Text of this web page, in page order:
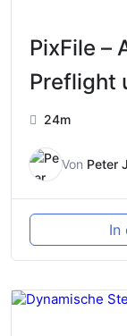
PixFile –
Preflight
24m
Von Peter
In